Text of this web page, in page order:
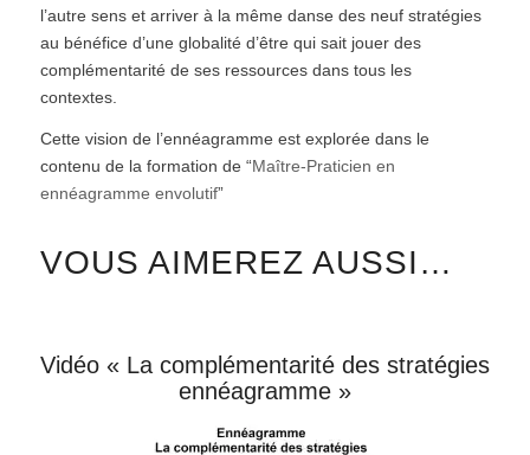
l’autre sens et arriver à la même danse des neuf stratégies
au bénéfice d’une globalité d’être qui sait jouer des
complémentarité de ses ressources dans tous les
contextes.
Cette vision de l’ennéagramme est explorée dans le
contenu de la formation de “Maître-Praticien en
ennéagramme envolutif”
VOUS AIMEREZ AUSSI…
Vidéo « La complémentarité des stratégies
ennéagramme »